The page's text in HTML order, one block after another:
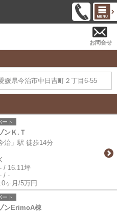
お問合せ
媛県今治市中日吉町２丁目6-55
ト
ンＫ.Ｔ
治」駅 徒歩14分
- / 16.11坪
- / -
0ヶ月/5万円
ト
ンErimoA棟